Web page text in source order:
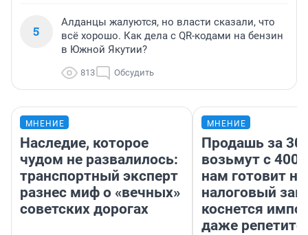
5
Алданцы жалуются, но власти сказали, что
всё хорошо. Как дела с QR-кодами на бензин
в Южной Якутии?
813 Обсудить
МНЕНИЕ
Наследие, которое
чудом не развалилось:
транспортный эксперт
разнес миф о «вечных»
советских дорогах
МНЕНИЕ
Продашь за
возьмут с
нам готовит
налоговый
коснется
даже